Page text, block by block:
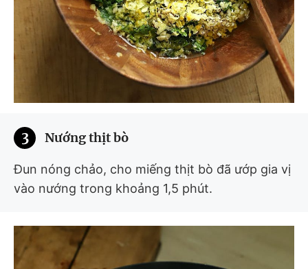
3 Nướng thịt bò
Đun nóng chảo, cho miếng thịt bò đã ướp gia vị
vào nướng trong khoảng 1,5 phút.